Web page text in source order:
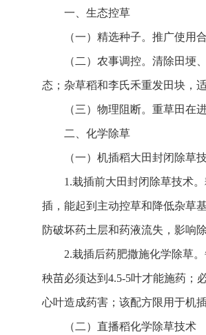
一、生态控草
（一）精选种子。推广使用
（二）农事调控。清除田埂
态；杂草稻和李氏禾重发田块，
（三）物理阻断。重草田在
二、化学除草
（一）机插稻大田封闭除草
1.栽插前大田封闭除草技术
插，能起到主动控草和降低杂草
防破坏药土层和药液流失，影响除
2.栽插后药肥撒施化学除草
秧苗必须达到4.5-5叶才能施药；
心叶造成药害；该配方限用于机
（二）直播稻化学除草技术